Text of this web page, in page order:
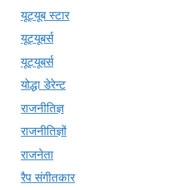
यूट्यूब स्टार
यूट्यूबर्स
यूट्‍यूबर्स
योद्धा डेरेन्ट
राजनीतिज्ञ
राजनीतिज्ञों
राजनेता
रैप संगीतकार